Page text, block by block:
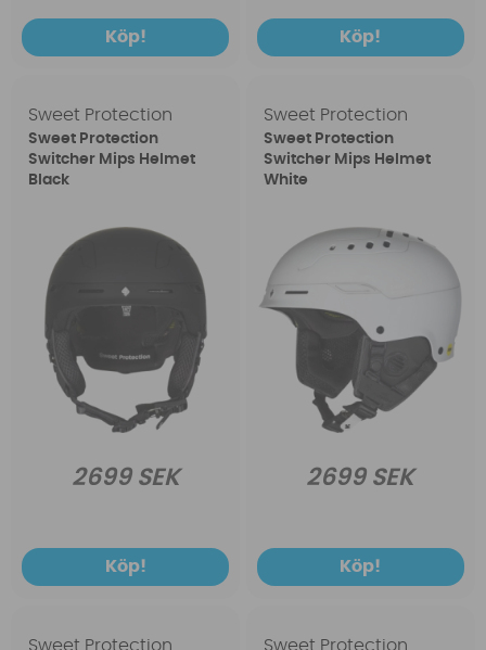
Köp! Köp!
Sweet Protection
Sweet Protection
Switcher Mips Helmet
Black
2699 SEK
Köp!
Sweet Protection
Sweet Protection
Switcher Mips Helmet
White
2699 SEK
Köp!
Sweet Protection Sweet Protection